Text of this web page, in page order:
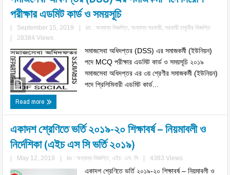
পরীক্ষার এডমিট কার্ড ও সময়সূচি
September 15, 2019 in :অন্যান্য বিজ্ঞপ্তি,অন্যান্য সরকারী,সরকারী চাকুরীর বিজ্ঞপ্তি
28384 Views
সমাজসেবা অধিদপ্তর (DSS) এর সমাজকর্মী (ইউনিয়ন)
পদে MCQ পরীক্ষার এডমিট কার্ড ও সময়সূচি ২০১৯
সমাজসেবা অধিদপ্তর এর ৩য় শ্রেণীর সমাজকর্মী (ইউনিয়ন)
পদে প্রিলিমিনারী এডমিট কার্ড...
Read more
একাদশ শ্রেণিতে ভর্তি ২০১৯-২০ শিক্ষাবর্ষ – নিয়মাবলী ও
নির্দেশিকা (এইচ এস সি ভর্তি ২০১৯)
May 12, 2019 in :অন্যান্য বিজ্ঞপ্তি,এইচ. এস. সি 4383 Views
একাদশ শ্রেণিতে ভর্তি ২০১৯-২০ শিক্ষাবর্ষ – নিয়মাবলী ও